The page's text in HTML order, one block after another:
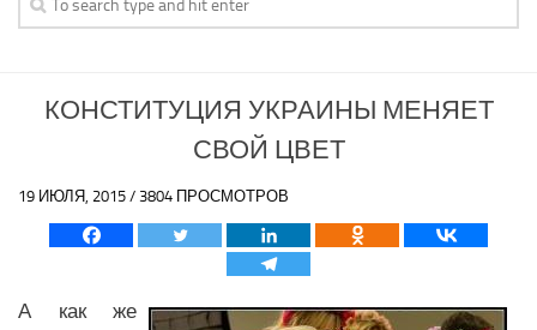
АЗИЯ
История Азии
Политика Азии
Религия Азии
Медицина Азии
КОНСТИТУЦИЯ УКРАИНЫ МЕНЯЕТ
СВОЙ ЦВЕТ
19 ИЮЛЯ, 2015 / 3804 ПРОСМОТРОВ
А как же